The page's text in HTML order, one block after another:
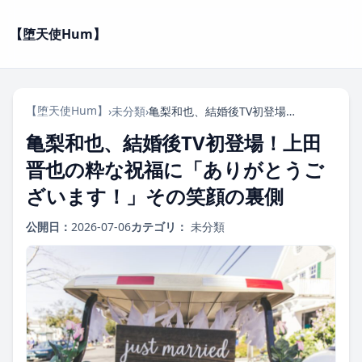
【堕天使Hum】
【堕天使Hum】 ›未分類› 亀梨和也、結婚後TV初登場！上田晋也の粋な祝福に「ありがとうございます！」その笑顔の裏側
亀梨和也、結婚後TV初登場！上田
晋也の粋な祝福に「ありがとうご
ざいます！」その笑顔の裏側
公開日： 2026-07-06カテゴリ： 未分類